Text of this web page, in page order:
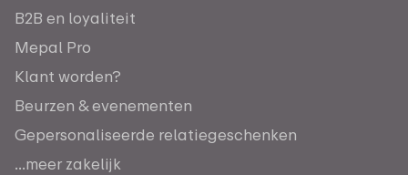
B2B en loyaliteit
Mepal Pro
Klant worden?
Beurzen & evenementen
Gepersonaliseerde relatiegeschenken
...meer zakelijk